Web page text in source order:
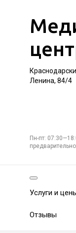
Ленина, 84/4
Пн-пт:
Услуги и
Отзывы